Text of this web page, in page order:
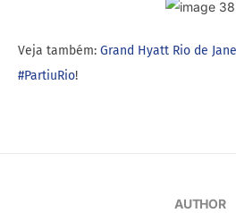
Veja também: Grand Hyatt Rio de
#PartiuRio!
AUTHOR